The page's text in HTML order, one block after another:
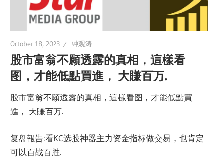
October 18, 2023 钟观涛
股市富翁不願透露的真相，這樣看
图，才能低點買進， 大賺百万.
股市富翁不願透露的真相，這樣看图，才能低點買
進， 大賺百万.
复盘報告:看KC选股神器主力资金指标做交易，也肯定
可以百战百胜.